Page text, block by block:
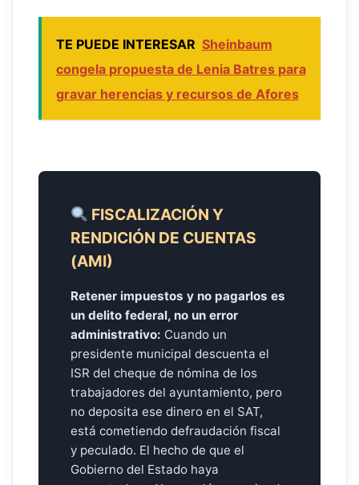
TE PUEDE INTERESAR Sheinbaum
congela propuesta de Lenia Batres para
gravar herencias y recursos de Afores
FISCALIZACIÓN Y
RENDICIÓN DE CUENTAS
(AMI)
Retener impuestos y no pagarlos es
un delito federal, no un error
administrativo: Cuando un
presidente municipal descuenta el
ISR del cheque de nómina de los
trabajadores del ayuntamiento, pero
no deposita ese dinero en el SAT,
está cometiendo defraudación fiscal
y peculado. El hecho de que el
Gobierno del Estado haya